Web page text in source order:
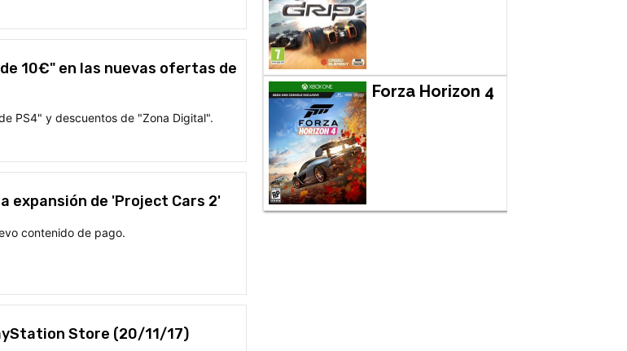
10€" en las nuevas ofertas de
PS4" y descuentos de "Zona Digital".
expansión de 'Project Cars 2'
contenido de pago.
Store (20/11/17)
Forza Horizon 4